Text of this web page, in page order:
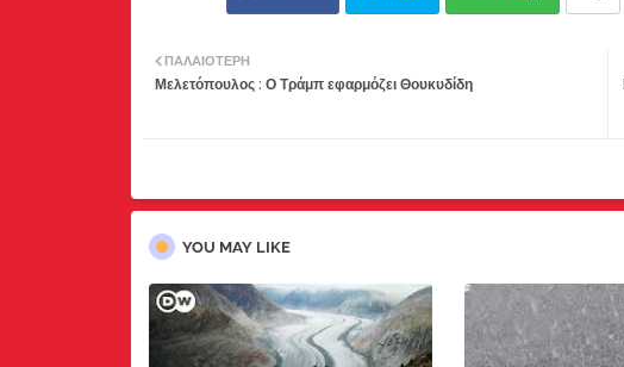
ΠΑΛΑΙΌΤΕΡΗ
Μελετόπουλος : Ο Τράμπ εφαρμόζει Θουκυδίδη
YOU MAY LIKE